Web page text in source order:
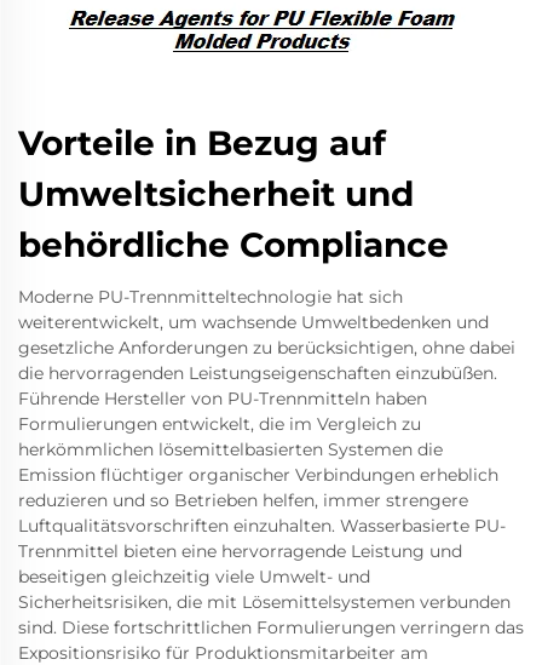
Vorteile in Bezug auf
Umweltsicherheit und
behördliche Compliance
Moderne PU-Trennmitteltechnologie hat sich
weiterentwickelt, um wachsende Umweltbedenken und
gesetzliche Anforderungen zu berücksichtigen, ohne dabei
die hervorragenden Leistungseigenschaften einzubüßen.
Führende Hersteller von PU-Trennmitteln haben
Formulierungen entwickelt, die im Vergleich zu
herkömmlichen lösemittelbasierten Systemen die
Emission flüchtiger organischer Verbindungen erheblich
reduzieren und so Betrieben helfen, immer strengere
Luftqualitätsvorschriften einzuhalten. Wasserbasierte PU-
Trennmittel bieten eine hervorragende Leistung und
beseitigen gleichzeitig viele Umwelt- und
Sicherheitsrisiken, die mit Lösemittelsystemen verbunden
sind. Diese fortschrittlichen Formulierungen verringern das
Expositionsrisiko für Produktionsmitarbeiter am